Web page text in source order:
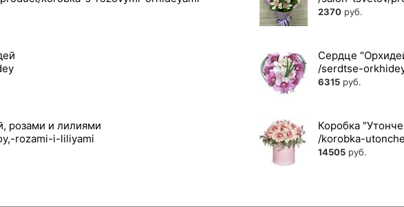
2370руб.
Сердце
6315руб.
розами и лилиями Коробка
14505руб.